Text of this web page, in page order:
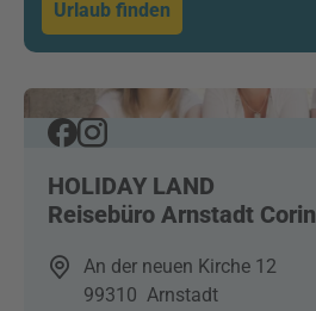
Urlaub finden
HOLIDAY LAND
Reisebüro Arnstadt
An der neuen Kirche 12
99310 Arnstadt